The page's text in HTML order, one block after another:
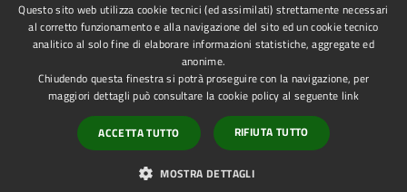
Accessibilità
di Ciampino
Powered byMunicipium
• Accesso redazione
Questo sito web utilizza cookie tecnici (ed assimilati) strettamente necessari
al corretto funzionamento e alla navigazione del sito ed un cookie tecnico
analitico al solo fine di elaborare informazioni statistiche, aggregate ed
anonime.
Chiudendo questa finestra si potrà proseguire con la navigazione, per
maggiori dettagli può consultare la cookie policy al seguente link
ACCETTA TUTTO RIFIUTA TUTTO
MOSTRA DETTAGLI